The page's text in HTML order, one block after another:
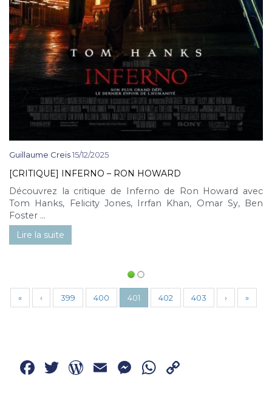
Guillaume Creis15/12/2025
[CRITIQUE] INFERNO – RON HOWARD
Découvrez la critique de Inferno de Ron Howard avec
Tom Hanks, Felicity Jones, Irrfan Khan, Omar Sy, Ben
Foster ...
Lire la suite
« ‹ 399 400 401 402 403 › »
Facebook
Twitter
WordPress
EmailMessenger
WhatsApp